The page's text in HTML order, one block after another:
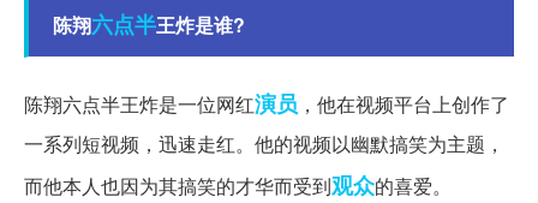
陈翔六点半王炸是谁?
陈翔六点半王炸是一位网红演员 ，他在视频平台上创作了
一系列短视频，迅速走红。他的视频以幽默搞笑为主题，
而他本人也因为其搞笑的才华而受到观众的喜爱。